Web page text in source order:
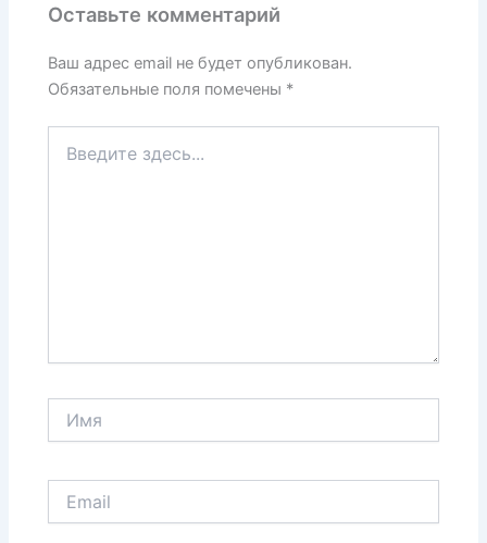
Оставьте комментарий
Ваш адрес email не будет опубликован.
Обязательные поля помечены *
здесь...